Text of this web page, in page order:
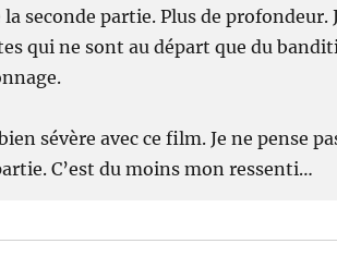
la seconde partie. Plus de
qui ne sont au départ que du
sévère avec ce film. Je ne pense
C’est du moins mon ressenti…